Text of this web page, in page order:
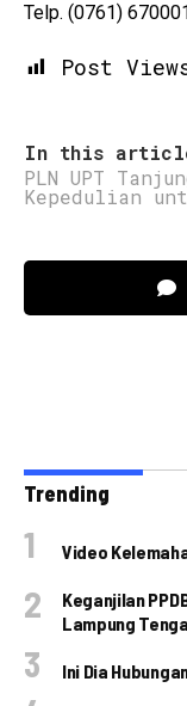
Telp. (0761)
Post
In this
PLN UPT
Kepedulian
Trending
Video
Keganjilan
Lampung
Ini Dia